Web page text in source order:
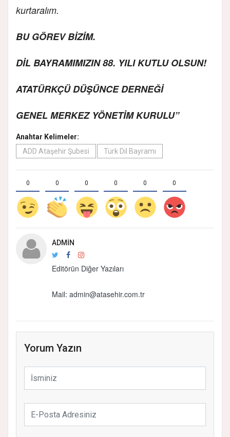
kurtaralım.
BU GÖREV BİZİM.
DİL BAYRAMIMIZIN 88. YILI KUTLU OLSUN!
ATATÜRKÇÜ DÜŞÜNCE DERNEĞİ
GENEL MERKEZ YÖNETİM KURULU”
Anahtar Kelimeler:
ADD Ataşehir Şubesi
Türk Dil Bayramı
0 0 0 0 0 0
ADMIN
Editörün Diğer Yazıları
Mail: admin@atasehir.com.tr
Yorum Yazın